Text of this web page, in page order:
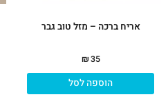
אריח ברכה – מזל טוב גבר
₪35
הוספה לסל